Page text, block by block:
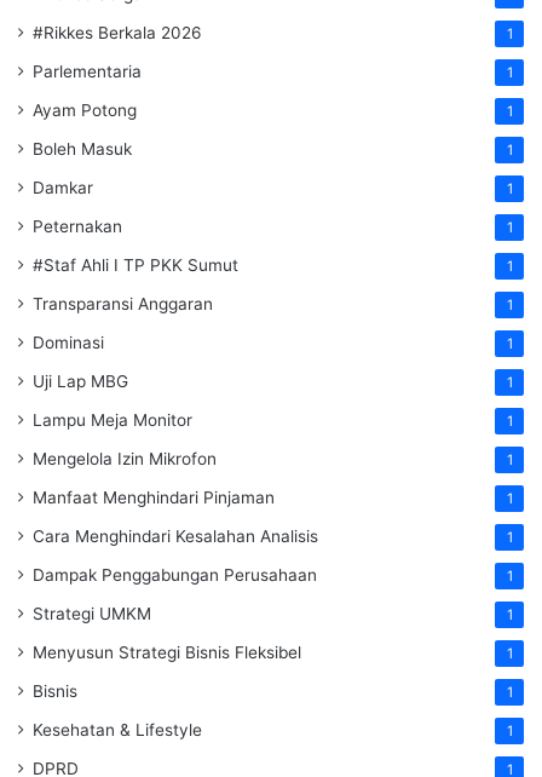
#Rikkes Berkala 2026 1
Parlementaria 1
Ayam Potong 1
Boleh Masuk 1
Damkar 1
Peternakan 1
#Staf Ahli I TP PKK Sumut 1
Transparansi Anggaran 1
Dominasi 1
Uji Lap MBG 1
Lampu Meja Monitor 1
Mengelola Izin Mikrofon 1
Manfaat Menghindari Pinjaman 1
Cara Menghindari Kesalahan Analisis 1
Dampak Penggabungan Perusahaan 1
Strategi UMKM 1
Menyusun Strategi Bisnis Fleksibel 1
Bisnis 1
Kesehatan & Lifestyle 1
DPRD 1